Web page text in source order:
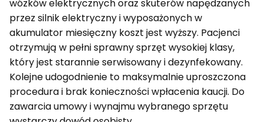
wózków elektrycznych oraz skuterów napędzanych
przez silnik elektryczny i wyposażonych w
akumulator miesięczny koszt jest wyższy. Pacjenci
otrzymują w pełni sprawny sprzęt wysokiej klasy,
który jest starannie serwisowany i dezynfekowany.
Kolejne udogodnienie to maksymalnie uproszczona
procedura i brak konieczności wpłacenia kaucji. Do
zawarcia umowy i wynajmu wybranego sprzętu